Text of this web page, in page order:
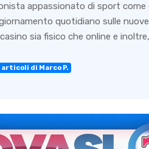
appassionato di sport
quotidiano sulle
sia fisico che online e
di Marco P.